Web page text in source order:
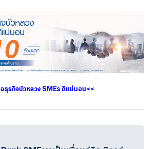
ธุรกิจบัวหลวงSMEsดีแน่นอน<<